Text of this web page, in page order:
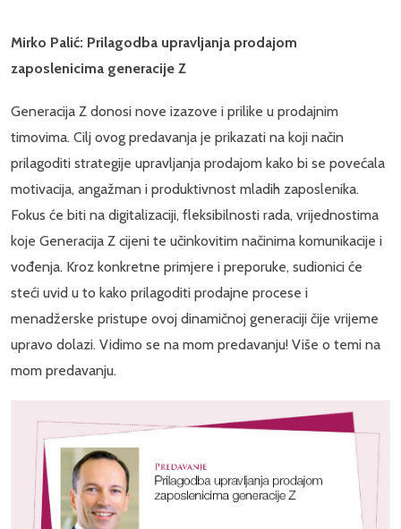
Mirko Palić: Prilagodba upravljanja prodajom
zaposlenicima generacije Z
Generacija Z donosi nove izazove i prilike u prodajnim
timovima. Cilj ovog predavanja je prikazati na koji način
prilagoditi strategije upravljanja prodajom kako bi se povećala
motivacija, angažman i produktivnost mladih zaposlenika.
Fokus će biti na digitalizaciji, fleksibilnosti rada, vrijednostima
koje Generacija Z cijeni te učinkovitim načinima komunikacije i
vođenja. Kroz konkretne primjere i preporuke, sudionici će
steći uvid u to kako prilagoditi prodajne procese i
menadžerske pristupe ovoj dinamičnoj generaciji čije vrijeme
upravo dolazi. Vidimo se na mom predavanju! Više o temi na
mom predavanju.